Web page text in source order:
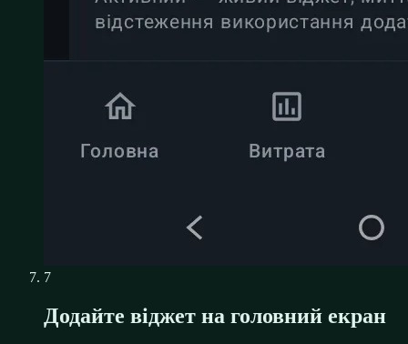
7
Додайте віджет на головний екран